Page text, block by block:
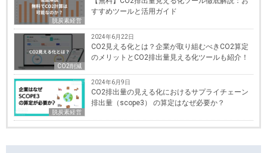
脱炭素経営
すすめツールと活用ガイド
CO2削減
2024年6月22日
CO2見える化とは？企業が取り組むべきCO2算定
のメリットとCO2排出量見える化ツールも紹介！
脱炭素経営
2024年6月9日
CO2排出量の見える化におけるサプライチェーン
排出量（scope3） の算定はなぜ必要か？